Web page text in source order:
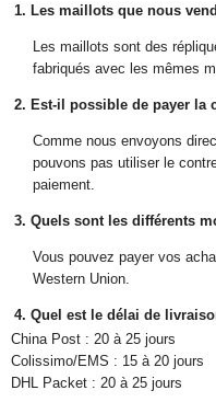
1. Les maillots que nous
Les maillots sont des
fabriqués avec les mêmes
2. Est-il possible de payer la
Comme nous envoyons
pouvons pas utiliser le
paiement.
3. Quels sont les différents
Vous pouvez payer vos
Western Union.
4. Quel est le délai de
China Post : 20 à 25 jours
Colissimo/EMS : 15 à 20 jours
DHL Packet : 20 à 25 jours